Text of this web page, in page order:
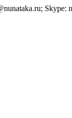
Skype: